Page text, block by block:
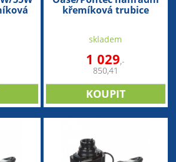
křemíková trubice
skladem
1 029,-
850,41